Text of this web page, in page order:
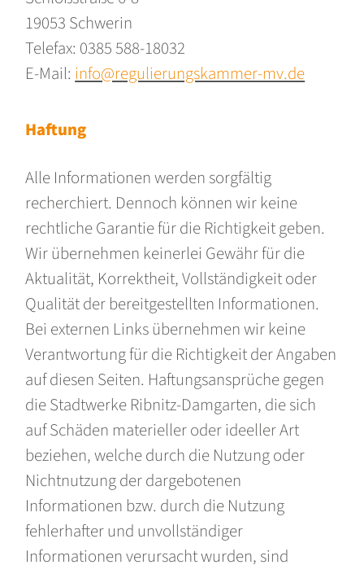
19053 Schwerin
Telefax: 0385 588-18032
E-Mail: info@regulierungskammer-mv.de
Haftung
Alle Informationen werden sorgfältig
recherchiert. Dennoch können wir keine
rechtliche Garantie für die Richtigkeit geben.
Wir übernehmen keinerlei Gewähr für die
Aktualität, Korrektheit, Vollständigkeit oder
Qualität der bereitgestellten Informationen.
Bei externen Links übernehmen wir keine
Verantwortung für die Richtigkeit der Angaben
auf diesen Seiten. Haftungsansprüche gegen
die Stadtwerke Ribnitz-Damgarten, die sich
auf Schäden materieller oder ideeller Art
beziehen, welche durch die Nutzung oder
Nichtnutzung der dargebotenen
Informationen bzw. durch die Nutzung
fehlerhafter und unvollständiger
Informationen verursacht wurden, sind